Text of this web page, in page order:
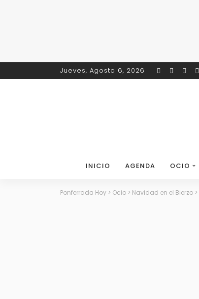
Jueves, Agosto 6, 2026
INICIO AGENDA OCIO
Ponferrada Hoy > Ocio > Navidad en el Bierzo >